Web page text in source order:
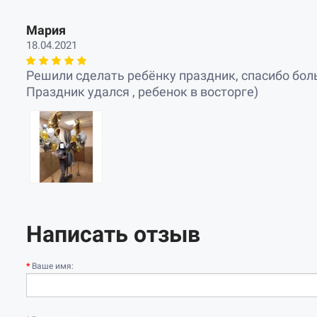
Мария
18.04.2021
Решили сделать ребёнку праздник, спасибо
Праздник удался , ребенок в восторге)
Написать отзыв
Ваше имя: